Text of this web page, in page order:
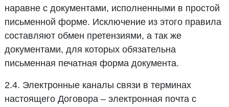
наравне с документами, исполненными в простой
письменной форме. Исключение из этого правила
составляют обмен претензиями, а так же
документами, для которых обязательна
письменная печатная форма документа.
2.4. Электронные каналы связи в терминах
настоящего Договора – электронная почта с